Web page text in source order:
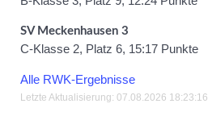
SV Meckenhausen 3
C-Klasse 2, Platz 6, 15:17 Punkte
Alle RWK-Ergebnisse
Letzte Aktualisierung: 07.08.2026 18:23:16